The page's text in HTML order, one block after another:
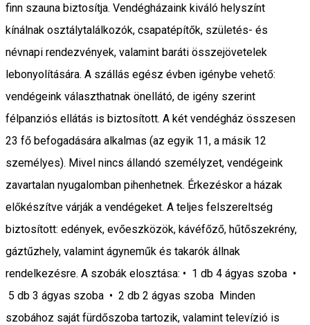
finn szauna biztosítja. Vendégházaink kiváló helyszínt
kínálnak osztálytalálkozók, csapatépítők, születés- és
névnapi rendezvények, valamint baráti összejövetelek
lebonyolítására. A szállás egész évben igénybe vehető:
vendégeink választhatnak önellátó, de igény szerint
félpanziós ellátás is biztosított. A két vendégház összesen
23 fő befogadására alkalmas (az egyik 11, a másik 12
személyes). Mivel nincs állandó személyzet, vendégeink
zavartalan nyugalomban pihenhetnek. Érkezéskor a házak
előkészítve várják a vendégeket. A teljes felszereltség
biztosított: edények, evőeszközök, kávéfőző, hűtőszekrény,
gáztűzhely, valamint ágyneműk és takarók állnak
rendelkezésre. A szobák elosztása: • 1 db 4 ágyas szoba •
5 db 3 ágyas szoba • 2 db 2 ágyas szoba Minden
szobához saját fürdőszoba tartozik, valamint televízió is